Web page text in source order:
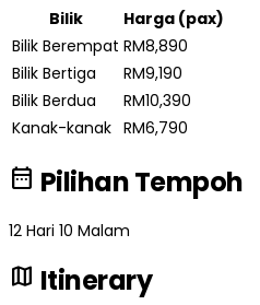
Bilik
Harga (pax)
Bilik Berempat RM8,890
Bilik Bertiga
RM9,190
Bilik Berdua
RM10,390
Kanak-kanak RM6,790
date_range Pilihan Tempoh
12 Hari 10 Malam
map Itinerary